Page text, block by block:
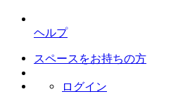
ヘルプ
スペースをお持ちの方
ログイン